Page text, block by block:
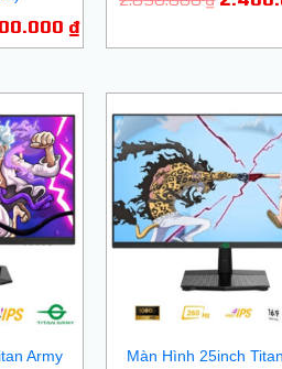
₫
Army
₫.
hiện
tại
là:
3.850.000 ₫.
Màn Hình 25inch
gốc
là: